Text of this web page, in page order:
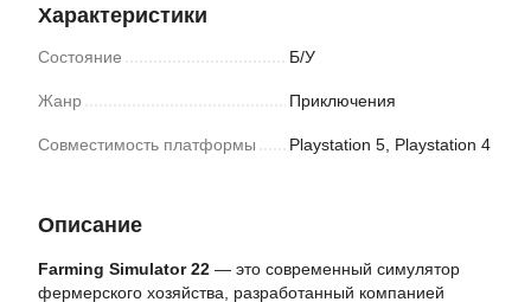
Характеристики
Состояние Б/У
Жанр Приключения
Совместимость платформы Playstation 5, Playstation 4
Описание
Farming Simulator 22 — это современный симулятор
фермерского хозяйства, разработанный компанией